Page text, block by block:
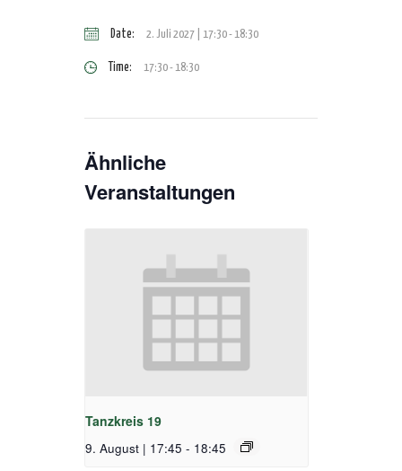
Date: 2. Juli 2027 | 17:30-18:30
Time: 17:30 - 18:30
Ähnliche
Veranstaltungen
Tanzkreis 19
9. August | 17:45 - 18:45